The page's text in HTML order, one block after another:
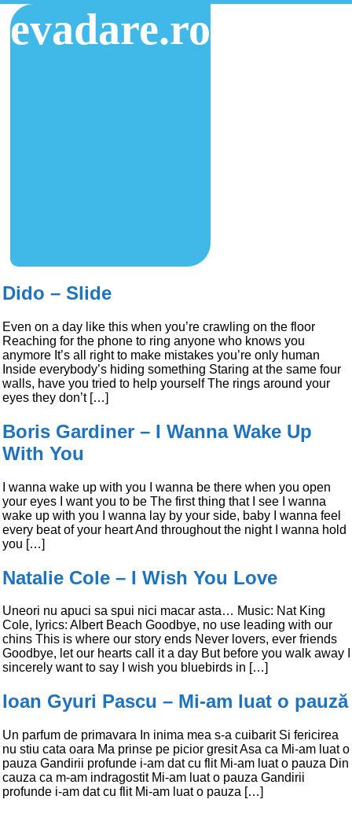
evadare.ro
Dido – Slide
Even on a day like this when you’re crawling on the floor
Reaching for the phone to ring anyone who knows you
anymore It’s all right to make mistakes you’re only human
Inside everybody’s hiding something Staring at the same four
walls, have you tried to help yourself The rings around your
eyes they don’t […]
Boris Gardiner – I Wanna Wake Up
With You
I wanna wake up with you I wanna be there when you open
your eyes I want you to be The first thing that I see I wanna
wake up with you I wanna lay by your side, baby I wanna feel
every beat of your heart And throughout the night I wanna hold
you […]
Natalie Cole – I Wish You Love
Uneori nu apuci sa spui nici macar asta… Music: Nat King
Cole, lyrics: Albert Beach Goodbye, no use leading with our
chins This is where our story ends Never lovers, ever friends
Goodbye, let our hearts call it a day But before you walk away I
sincerely want to say I wish you bluebirds in […]
Ioan Gyuri Pascu – Mi-am luat o pauză
Un parfum de primavara In inima mea s-a cuibarit Si fericirea
nu stiu cata oara Ma prinse pe picior gresit Asa ca Mi-am luat o
pauza Gandirii profunde i-am dat cu flit Mi-am luat o pauza Din
cauza ca m-am indragostit Mi-am luat o pauza Gandirii
profunde i-am dat cu flit Mi-am luat o pauza […]